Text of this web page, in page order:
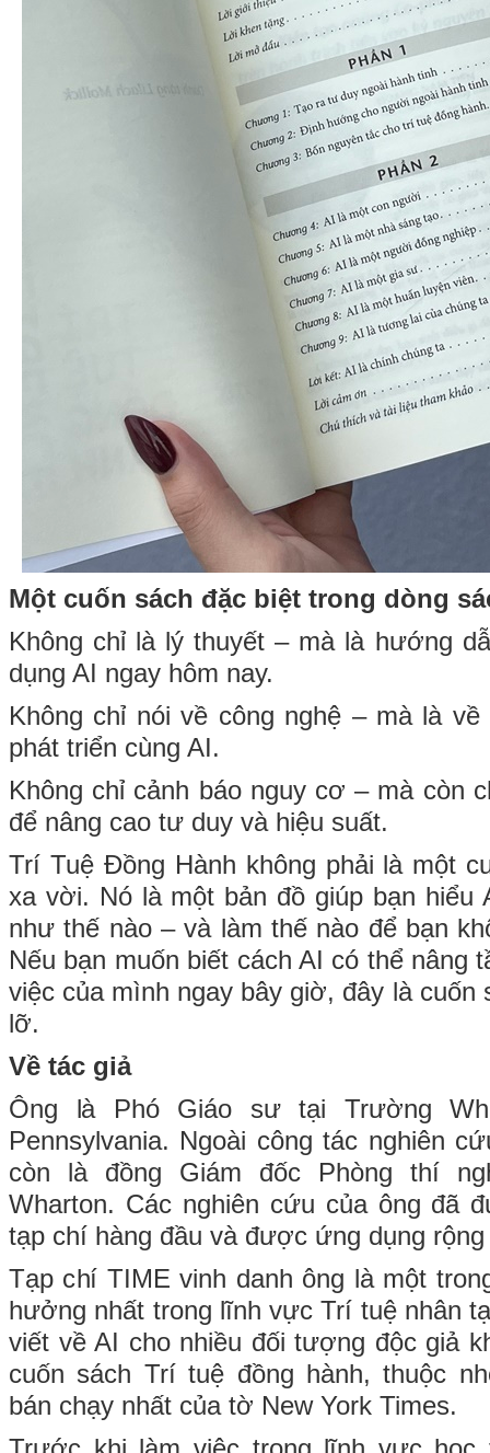
Một cuốn sách đặc biệt trong dòng
Không chỉ là lý thuyết – mà là hướng
dụng AI ngay hôm nay.
Không chỉ nói về công nghệ – mà là
phát triển cùng AI.
Không chỉ cảnh báo nguy cơ – mà còn
để nâng cao tư duy và hiệu suất.
Trí Tuệ Đồng Hành không phải là một
xa vời. Nó là một bản đồ giúp bạn hiểu
như thế nào – và làm thế nào để bạn
Nếu bạn muốn biết cách AI có thể nâng
việc của mình ngay bây giờ, đây là cuốn
lỡ.
Về tác giả
Ông là Phó Giáo sư tại Trường
Pennsylvania. Ngoài công tác nghiên
còn là đồng Giám đốc Phòng thí
Wharton. Các nghiên cứu của ông đã
tạp chí hàng đầu và được ứng dụng rộng
Tạp chí TIME vinh danh ông là một
hưởng nhất trong lĩnh vực Trí tuệ nhân
viết về AI cho nhiều đối tượng độc giả
cuốn sách Trí tuệ đồng hành, thuộc
bán chạy nhất của tờ New York Times.